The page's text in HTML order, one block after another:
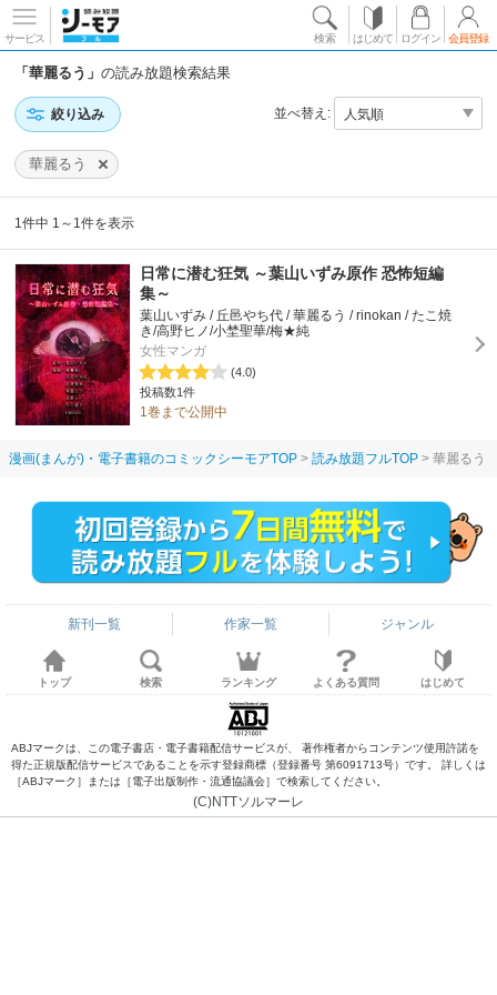
サービス 検索 はじめて ログイン 会員登録
「華麗るう」の読み放題検索結果
絞り込み 並べ替え:
華麗るう
1件中 1～1件を表示
日常に潜む狂気 ～葉山いずみ原作 恐怖短編
集～
葉山いずみ / 丘邑やち代 / 華麗るう / rinokan / たこ焼
き/高野ヒノ/小埜聖華/梅★純
女性マンガ
(4.0)
投稿数1件
1巻まで公開中
漫画(まんが)・電子書籍のコミックシーモアTOP 読み放題フルTOP 華麗るう
新刊一覧 作家一覧 ジャンル
トップ 検索 ランキング よくある質問 はじめて
ABJマークは、この電子書店・電子書籍配信サービスが、 著作権者からコンテンツ使用許諾を
得た正規版配信サービスであることを示す登録商標（登録番号 第6091713号）です。 詳しくは
［ABJマーク］または［電子出版制作・流通協議会］で検索してください。
(C)NTTソルマーレ